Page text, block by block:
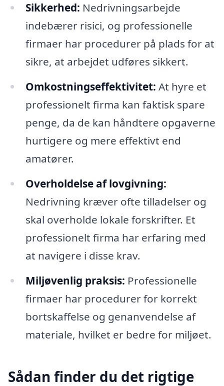
Sikkerhed: Nedrivningsarbejde
indebærer risici, og professionelle
firmaer har procedurer på plads for at
sikre, at arbejdet udføres sikkert.
Omkostningseffektivitet: At hyre et
professionelt firma kan faktisk spare
penge, da de kan håndtere opgaverne
hurtigere og mere effektivt end
amatører.
Overholdelse af lovgivning:
Nedrivning kræver ofte tilladelser og
skal overholde lokale forskrifter. Et
professionelt firma har erfaring med
at navigere i disse krav.
Miljøvenlig praksis: Professionelle
firmaer har procedurer for korrekt
bortskaffelse og genanvendelse af
materiale, hvilket er bedre for miljøet.
Sådan finder du det rigtige